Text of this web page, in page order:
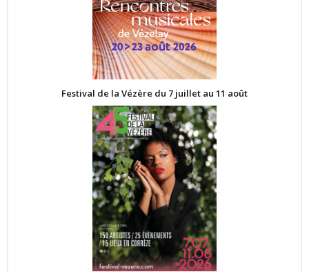
Festival de la Vézère du 7 juillet au 11 août